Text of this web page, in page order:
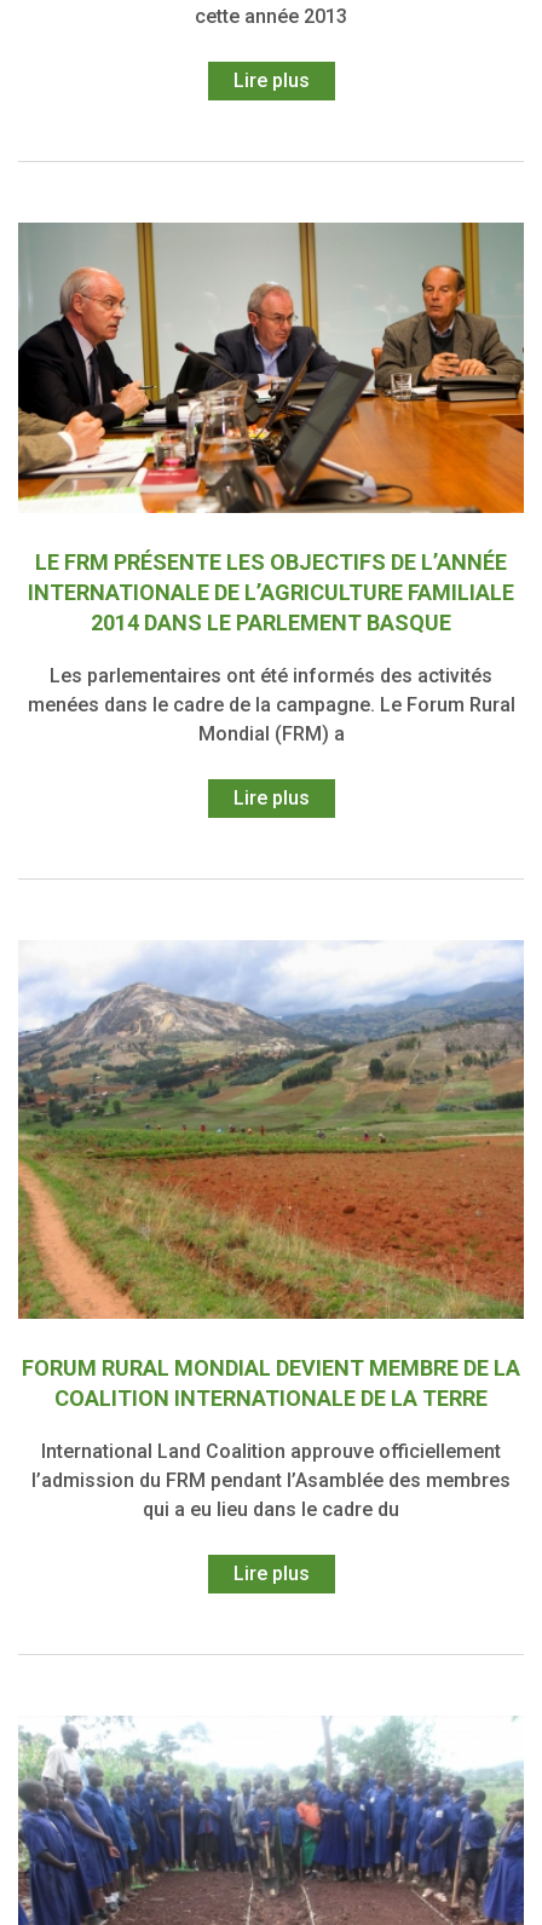
cette année 2013
Lire plus
LE FRM PRÉSENTE LES OBJECTIFS DE L’ANNÉE
INTERNATIONALE DE L’AGRICULTURE FAMILIALE
2014 DANS LE PARLEMENT BASQUE
Les parlementaires ont été informés des activités
menées dans le cadre de la campagne. Le Forum Rural
Mondial (FRM) a
Lire plus
FORUM RURAL MONDIAL DEVIENT MEMBRE DE LA
COALITION INTERNATIONALE DE LA TERRE
International Land Coalition approuve officiellement
l’admission du FRM pendant l’Asamblée des membres
qui a eu lieu dans le cadre du
Lire plus